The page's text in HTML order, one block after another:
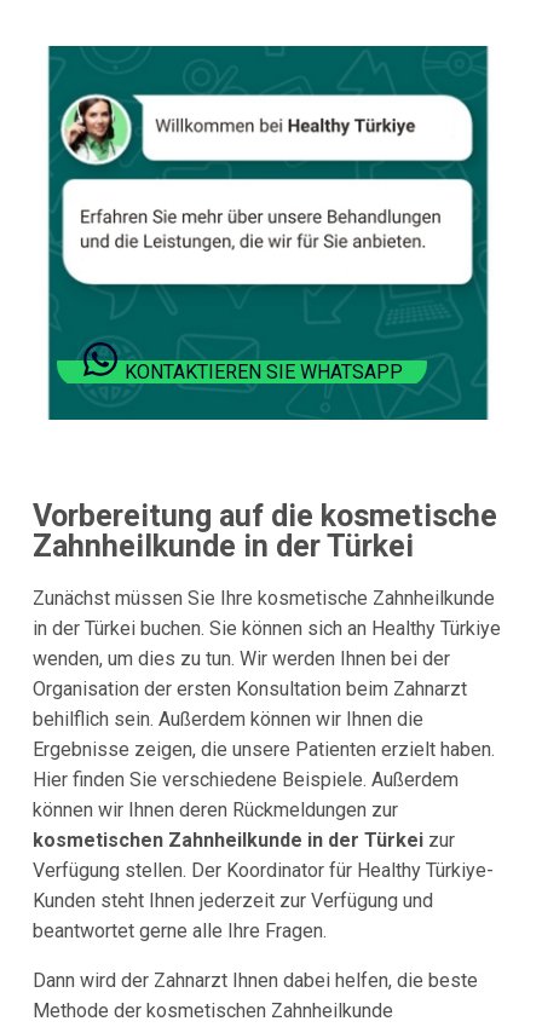
KONTAKTIEREN SIE WHATSAPP
Vorbereitung auf die kosmetische
Zahnheilkunde in der Türkei
Zunächst müssen Sie Ihre kosmetische Zahnheilkunde
in der Türkei buchen. Sie können sich an Healthy Türkiye
wenden, um dies zu tun. Wir werden Ihnen bei der
Organisation der ersten Konsultation beim Zahnarzt
behilflich sein. Außerdem können wir Ihnen die
Ergebnisse zeigen, die unsere Patienten erzielt haben.
Hier finden Sie verschiedene Beispiele. Außerdem
können wir Ihnen deren Rückmeldungen zur
kosmetischen Zahnheilkunde in der Türkei zur
Verfügung stellen. Der Koordinator für Healthy Türkiye-
Kunden steht Ihnen jederzeit zur Verfügung und
beantwortet gerne alle Ihre Fragen.
Dann wird der Zahnarzt Ihnen dabei helfen, die beste
Methode der kosmetischen Zahnheilkunde